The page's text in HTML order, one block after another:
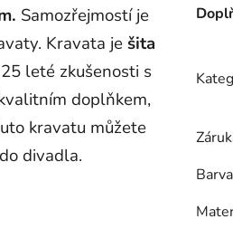
Samozřejmostí je
Kravata je šita
leté zkušenosti s
doplňkem,
kravatu můžete
divadla.
Barva